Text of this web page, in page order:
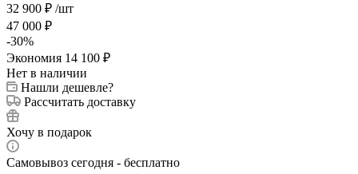
32 900 ₽ /шт
47 000 ₽
-30%
Экономия 14 100 ₽
Нет в наличии
Нашли дешевле?
Рассчитать доставку
Хочу в подарок
Самовывоз сегодня - бесплатно